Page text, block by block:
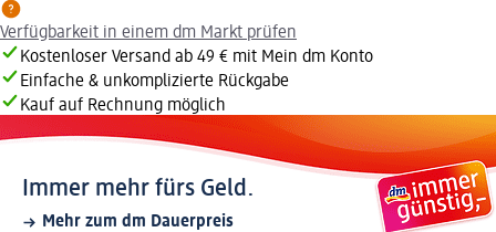
Verfügbarkeit in einem dm Markt prüfen
Kostenloser Versand ab 49 € mit Mein dm Konto
Einfache & unkomplizierte Rückgabe
Kauf auf Rechnung möglich
Immer mehr fürs Geld.
Mehr zum dm Dauerpreis